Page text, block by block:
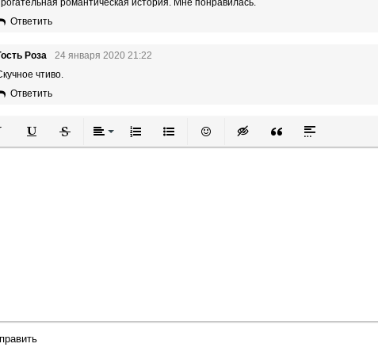
Ответить
Роза
24 января 2020 21:22
чтиво.
Ответить
Подчеркнутый
ЗачеркнутыйВыравнивание
Нумерованный список
Маркированный список
Вставить смайлик
Вставка скрытого текста
Вставка цитаты
Вставка